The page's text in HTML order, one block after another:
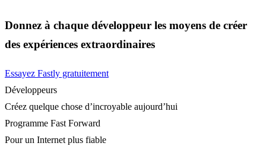
Donnez à chaque développeur les moyens de créer
des expériences extraordinaires
Essayez Fastly gratuitement
Développeurs
Créez quelque chose d’incroyable aujourd’hui
Programme Fast Forward
Pour un Internet plus fiable